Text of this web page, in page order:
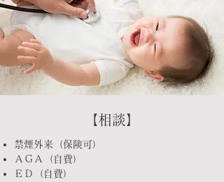
【相談】
禁煙外来（保険可）
ＡＧＡ（自費）
ＥＤ（自費）